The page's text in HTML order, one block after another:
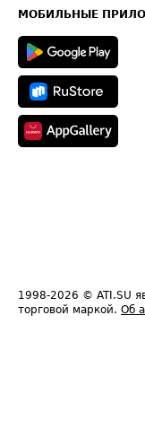
Техническая информация
МОБИЛЬНЫЕ
1998-2026 © ATI.SU
торговой маркой. Об